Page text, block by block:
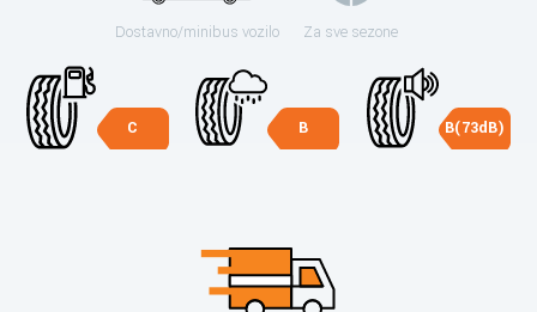
Dostavno/minibus vozilo Za sve sezone
C B B(73dB)